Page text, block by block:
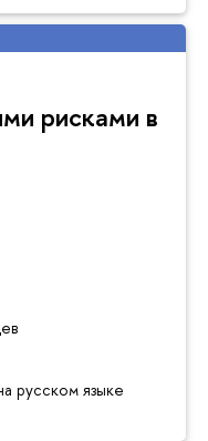
рисками в
русском языке